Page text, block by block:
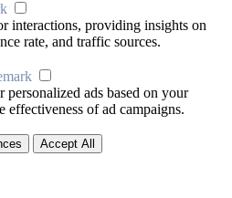
interactions, providing insights on
rate, and traffic sources.
ads based on your
effectiveness of ad campaigns.
Accept All